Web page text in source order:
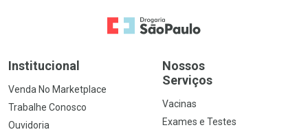
Ir para a Home
Institucional
Venda No Marketplace
Trabalhe Conosco
Ouvidoria
Nossos
Serviços
Vacinas
Exames e Testes